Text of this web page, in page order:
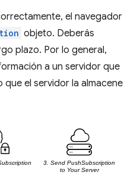
el navegador
objeto. Deberás
plazo. Por lo general,
a un servidor que
el servidor la almacene